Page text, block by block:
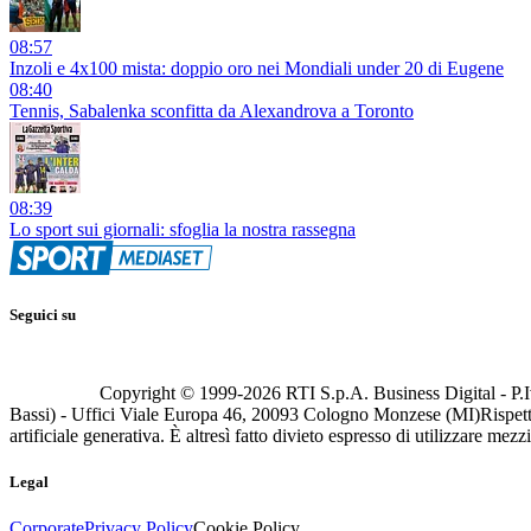
08:57
Inzoli e 4x100 mista: doppio oro nei Mondiali under 20 di Eugene
08:40
Tennis, Sabalenka sconfitta da Alexandrova a Toronto
08:39
Lo sport sui giornali: sfoglia la nostra rassegna
Seguici su
Copyright © 1999-2026 RTI S.p.A. Business Digital -
Bassi) - Uffici Viale Europa 46, 20093 Cologno Monzese (MI)
artificiale generativa. È altresì fatto divieto espresso di utilizzare
Legal